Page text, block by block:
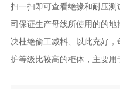
扫一扫即可查看绝缘和耐压测
司保证生产母线所使用的的
决杜绝偷工减料、以此充好
护等级比较高的柜体，主要用